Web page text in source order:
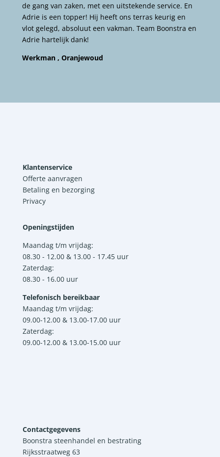
de gang van zaken, met een uitstekende service. En
Adrie is een topper! Hij heeft ons terras keurig en
vlot gelegd, absoluut een vakman. Team Boonstra en
Adrie hartelijk dank!
Werkman , Oranjewoud
Klantenservice
Offerte aanvragen
Betaling en bezorging
Privacy
Openingstijden
Maandag t/m vrijdag:
08.30 - 12.00 & 13.00 - 17.45 uur
Zaterdag:
08.30 - 16.00 uur
Telefonisch bereikbaar
Maandag t/m vrijdag:
09.00-12.00 & 13.00-17.00 uur
Zaterdag:
09.00-12.00 & 13.00-15.00 uur
Contactgegevens
Boonstra steenhandel en bestrating
Rijksstraatweg 63